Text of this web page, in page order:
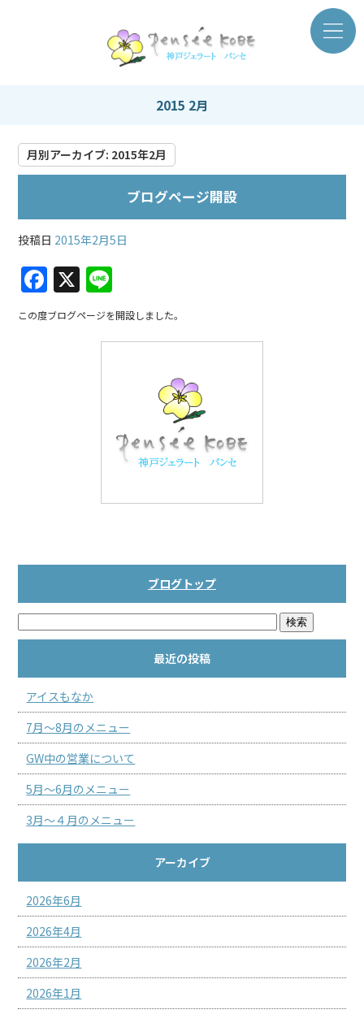
2015 2月
月別アーカイブ: 2015年2月
ブログページ開設
投稿日 2015年2月5日
F
a
c
X
n
e
この度ブログページを開設しました。
ブログトップ
最近の投稿
アイスもなか
7月～8月のメニュー
GW中の営業について
5月～6月のメニュー
3月～４月のメニュー
アーカイブ
2026年6月
2026年4月
2026年2月
2026年1月